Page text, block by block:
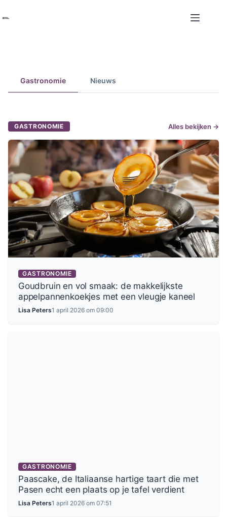
de
Gastronomie Nieuws
GASTRONOMIE Alles bekijken →
GASTRONOMIE
Goudbruin en vol smaak: de makkelijkste
appelpannenkoekjes met een vleugje kaneel
Lisa Peters1 april 2026 om 09:00
GASTRONOMIE
Paascake, de Italiaanse hartige taart die met
Pasen echt een plaats op je tafel verdient
Lisa Peters1 april 2026 om 07:51